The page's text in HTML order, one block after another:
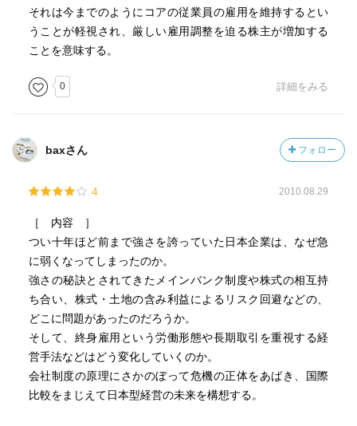
それは今までのようにコアの従業員の雇用を維持するとい
うことが軽視され、厳しい雇用調整を迫る株主が増加する
ことを意味する。
0 詳細をみる
baxさん フォロー
4 2010.08.29
［ 内容 ］
つい十年ほど前まで強さを誇っていた日本企業は、なぜ急
に弱くなってしまったのか。
強さの秘訣とされてきたメインバンク制度や株式の相互持
ち合い、株式・土地の含み利益によるリスク回避などの、
どこに問題があったのだろうか。
そして、終身雇用という労働形態や長期取引を重視する経
営手法などはどう変化していくのか。
会社制度の原理にさかのぼって危機の正体をあばき、国際
比較をまじえて日本型経営の未来を構想する。